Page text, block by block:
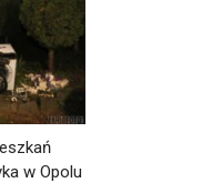
w Opolu